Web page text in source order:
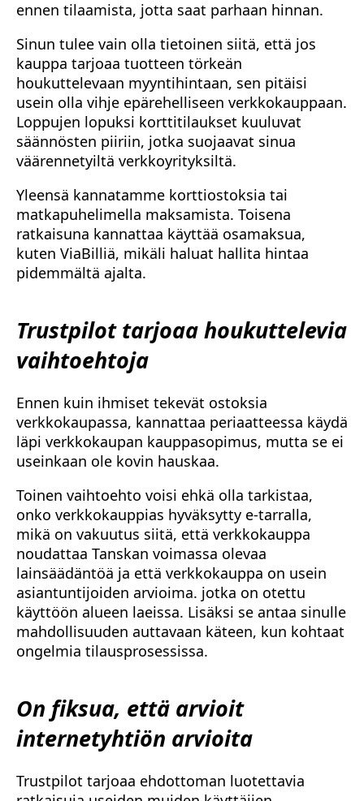
ennen tilaamista, jotta saat parhaan hinnan.
Sinun tulee vain olla tietoinen siitä, että jos
kauppa tarjoaa tuotteen törkeän
houkuttelevaan myyntihintaan, sen pitäisi
usein olla vihje epärehelliseen verkkokauppaan.
Loppujen lopuksi korttitilaukset kuuluvat
säännösten piiriin, jotka suojaavat sinua
väärennetyiltä verkkoyrityksiltä.
Yleensä kannatamme korttiostoksia tai
matkapuhelimella maksamista. Toisena
ratkaisuna kannattaa käyttää osamaksua,
kuten ViaBilliä, mikäli haluat hallita hintaa
pidemmältä ajalta.
Trustpilot tarjoaa houkuttelevia
vaihtoehtoja
Ennen kuin ihmiset tekevät ostoksia
verkkokaupassa, kannattaa periaatteessa käydä
läpi verkkokaupan kauppasopimus, mutta se ei
useinkaan ole kovin hauskaa.
Toinen vaihtoehto voisi ehkä olla tarkistaa,
onko verkkokauppias hyväksytty e-tarralla,
mikä on vakuutus siitä, että verkkokauppa
noudattaa Tanskan voimassa olevaa
lainsäädäntöä ja että verkkokauppa on usein
asiantuntijoiden arvioima. jotka on otettu
käyttöön alueen laeissa. Lisäksi se antaa sinulle
mahdollisuuden auttavaan käteen, kun kohtaat
ongelmia tilausprosessissa.
On fiksua, että arvioit
internetyhtiön arvioita
Trustpilot tarjoaa ehdottoman luotettavia